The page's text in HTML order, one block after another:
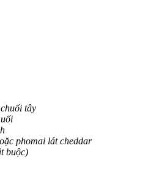
tây
phomai lát cheddar
buộc)